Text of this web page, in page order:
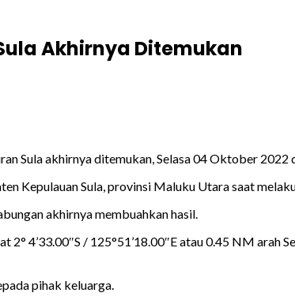
Akhirnya Ditemukan
Sula akhirnya ditemukan, Selasa 04 Oktober 2022
Kepulauan Sula, provinsi Maluku Utara saat
akhirnya membuahkan hasil.
4’33.00″S / 125°51’18.00″E atau 0.45 NM arah
pihak keluarga.